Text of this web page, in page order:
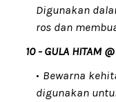
Digunakan
ros dan
10 - GULA HITAM
Bewarna
digunakan